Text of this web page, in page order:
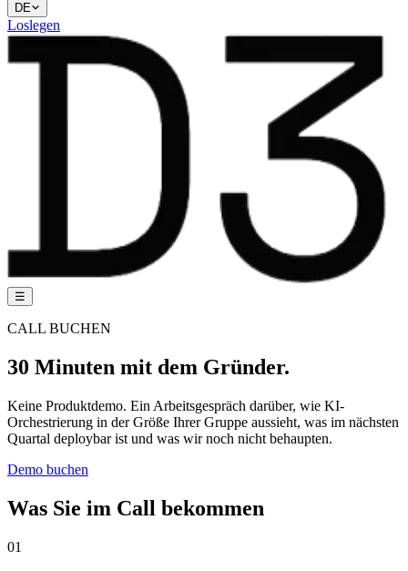
DE
Loslegen
☰
CALL BUCHEN
30 Minuten mit dem Gründer.
Keine Produktdemo. Ein Arbeitsgespräch darüber, wie KI-
Orchestrierung in der Größe Ihrer Gruppe aussieht, was im nächsten
Quartal deploybar ist und was wir noch nicht behaupten.
Demo buchen
Was Sie im Call bekommen
01